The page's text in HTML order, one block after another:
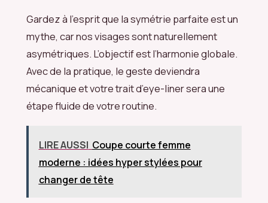
Gardez à l’esprit que la symétrie parfaite est un
mythe, car nos visages sont naturellement
asymétriques. L’objectif est l’harmonie globale.
Avec de la pratique, le geste deviendra
mécanique et votre trait d’eye-liner sera une
étape fluide de votre routine.
LIRE AUSSI Coupe courte femme
moderne : idées hyper stylées pour
changer de tête